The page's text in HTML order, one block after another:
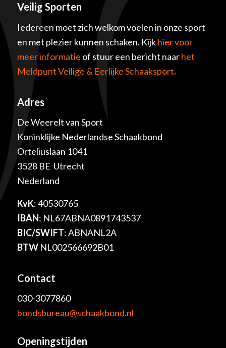
Veilig Sporten
Iedereen moet zich welkom voelen in onze sport
en met plezier kunnen schaken. Kijkhier voor
meer informatie of stuur een bericht naarhet
Meldpunt Veilige & Eerlijke Schaaksport.
Adres
De Weerelt van Sport
Koninklijke Nederlandse Schaakbond
Orteliuslaan 1041
3528 BE Utrecht
Nederland
KvK: 40530765
IBAN: NL67ABNA0891743537
BIC/SWIFT: ABNANL2A
BTWNL002566692B01
Contact
030-3077860
bondsbureau@schaakbond.nl
Openingstijden